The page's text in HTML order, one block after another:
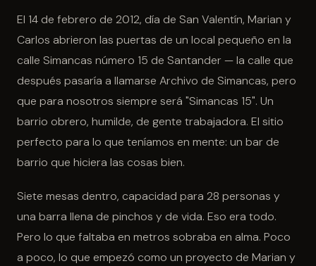
El 14 de febrero de 2012, día de San Valentín, Marian y
Carlos abrieron las puertas de un local pequeño en la
calle Simancas número 15 de Santander — la calle que
después pasaría a llamarse Archivo de Simancas, pero
que para nosotros siempre será "Simancas 15". Un
barrio obrero, humilde, de gente trabajadora. El sitio
perfecto para lo que teníamos en mente: un bar de
barrio que hiciera las cosas bien.
Siete mesas dentro, capacidad para 28 personas y
una barra llena de pinchos y de vida. Eso era todo.
Pero lo que faltaba en metros sobraba en alma. Poco
a poco, lo que empezó como un proyecto de Marian y